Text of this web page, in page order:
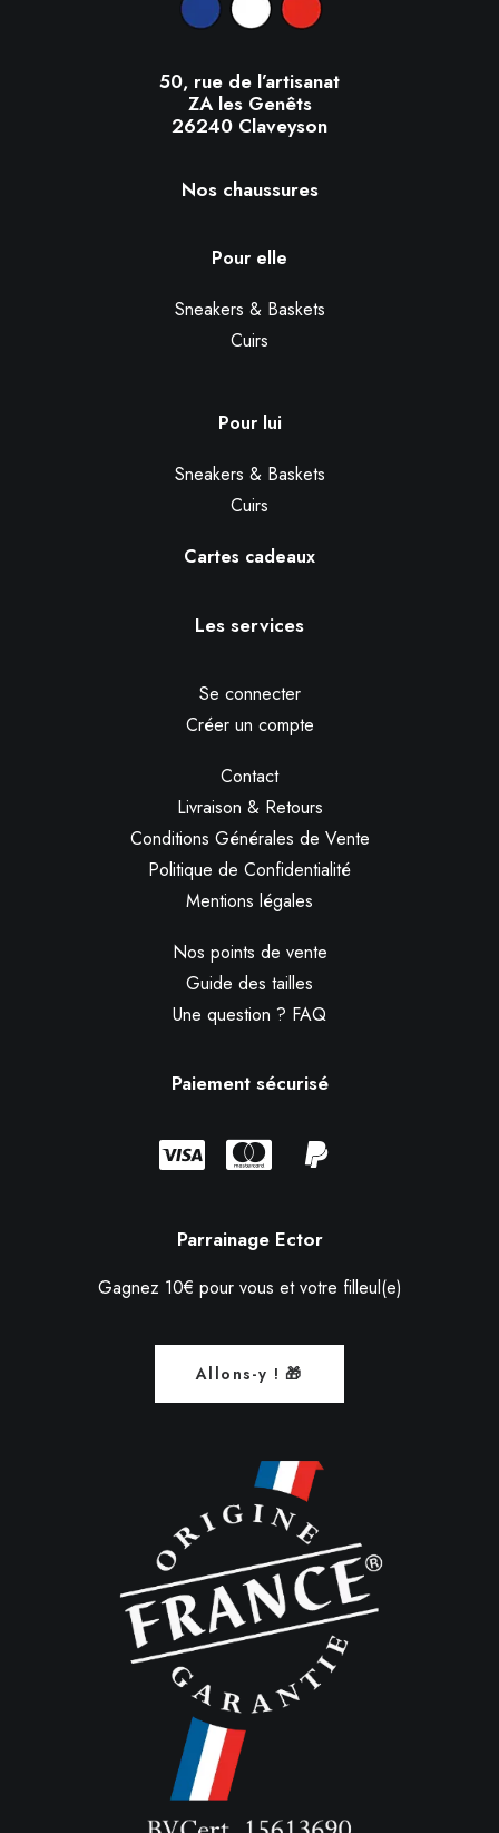
50, rue de l’artisanat
ZA les Genêts
26240 Claveyson
Nos chaussures
Pour elle
Sneakers & Baskets
Cuirs
Pour lui
Sneakers & Baskets
Cuirs
Cartes cadeaux
Les services
Se connecter
Créer un compte
Contact
Livraison & Retours
Conditions Générales de Vente
Politique de Confidentialité
Mentions légales
Nos points de vente
Guide des tailles
Une question ? FAQ
Paiement sécurisé
Parrainage Ector
Gagnez 10€ pour vous et votre filleul(e)
Allons-y ! 🎁